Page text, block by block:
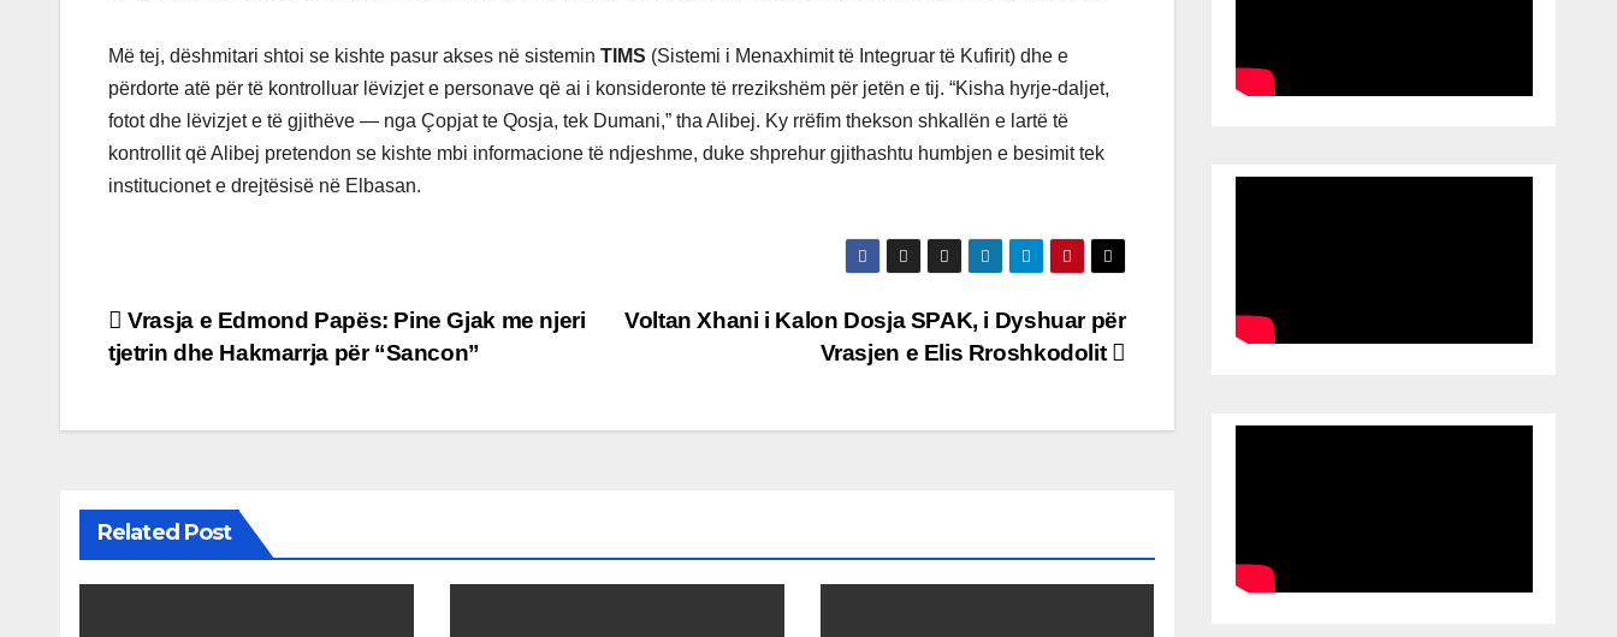
Më tej, dëshmitari shtoi se kishte pasur akses në sistemin TIMS (Sistemi i Menaxhimit të Integruar të Kufirit) dhe e
përdorte atë për të kontrolluar lëvizjet e personave që ai i konsideronte të rrezikshëm për jetën e tij. “Kisha hyrje-daljet,
fotot dhe lëvizjet e të gjithëve — nga Çopjat te Qosja, tek Dumani,” tha Alibej. Ky rrëfim thekson shkallën e lartë të
kontrollit që Alibej pretendon se kishte mbi informacione të ndjeshme, duke shprehur gjithashtu humbjen e besimit tek
institucionet e drejtësisë në Elbasan.
Post
navigation
Voltan Xhani i Kalon Dosja SPAK, i Dyshuar për
Vrasjen e Elis Rroshkodolit
Vrasja e Edmond Papës: Pine Gjak me njeri
tjetrin dhe Hakmarrja për “Sancon”
Related Post